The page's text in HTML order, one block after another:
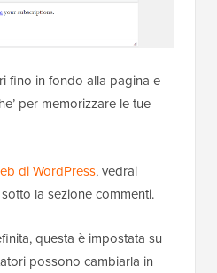
fino in fondo alla pagina e
per memorizzare le tue
di WordPress, vedrai
la sezione commenti.
questa è impostata su
possono cambiarla in